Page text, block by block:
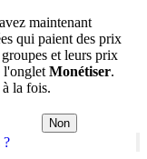
?
maintenant
qui paient des prix
et leurs prix
l'onglet Monétiser.
la fois.
Non